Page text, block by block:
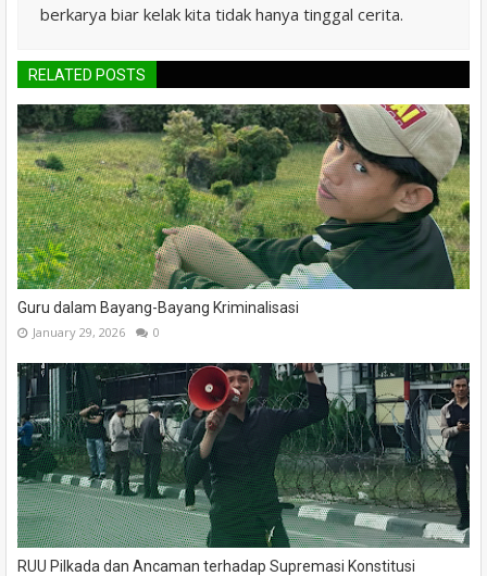
berkarya biar kelak kita tidak hanya tinggal cerita.
RELATED POSTS
Guru dalam Bayang-Bayang Kriminalisasi
January 29, 2026 0
RUU Pilkada dan Ancaman terhadap Supremasi Konstitusi